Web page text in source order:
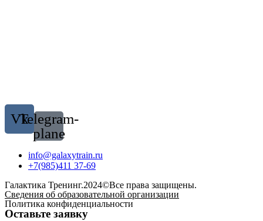
VkTelegram-
plane
info@galaxytrain.ru
+7(985)411 37-69
Галактика Тренинг.2024©Все права защищены.
Сведения об образовательной организации
Политика конфиденциальности
Оставьте заявку